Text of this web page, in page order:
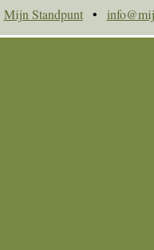
Mijn Standpunt •